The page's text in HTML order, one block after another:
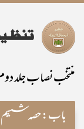
منتخب نصاب جلد
باب:حصہ